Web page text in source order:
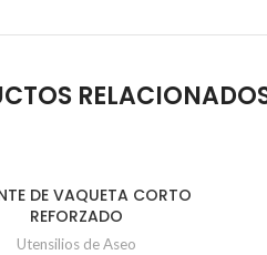
AÑADIR AL CARRITO
DE VAQUETA CORTO
REFORZADO
Utensilios de Aseo